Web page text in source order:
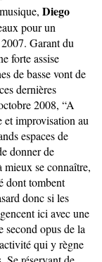
Diego
pour un
Garant du
forte assise
de basse vont de
dernières
2008, “A
et improvisation au
espaces de
donner de
mieux se connaître,
dont tombent
donc si les
ici avec une
second opus de la
qui y règne